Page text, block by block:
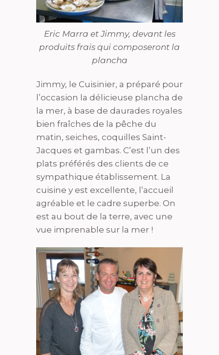
Eric Marra et Jimmy, devant les
produits frais qui composeront la
plancha
Jimmy, le Cuisinier, a préparé pour
l’occasion la délicieuse plancha de
la mer, à base de daurades royales
bien fraîches de la pêche du
matin, seiches, coquilles Saint-
Jacques et gambas. C’est l’un des
plats préférés des clients de ce
sympathique établissement. La
cuisine y est excellente, l’accueil
agréable et le cadre superbe. On
est au bout de la terre, avec une
vue imprenable sur la mer !